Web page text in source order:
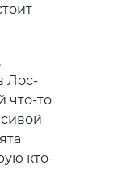
Лос-
что-то
кто-